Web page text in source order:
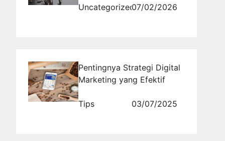
Masa Depan Hukum
Uncategorized07/02/2026
Pentingnya Strategi Digital
Marketing yang Efektif
Tips 03/07/2025